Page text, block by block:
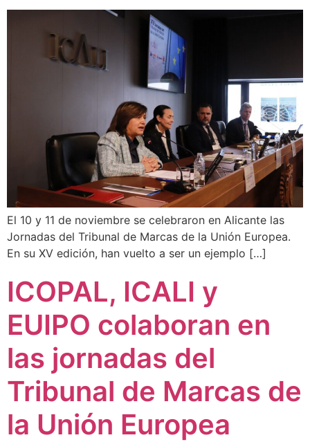
El 10 y 11 de noviembre se celebraron en Alicante las
Jornadas del Tribunal de Marcas de la Unión Europea.
En su XV edición, han vuelto a ser un ejemplo […]
ICOPAL, ICALI y
EUIPO colaboran en
las jornadas del
Tribunal de Marcas de
la Unión Europea